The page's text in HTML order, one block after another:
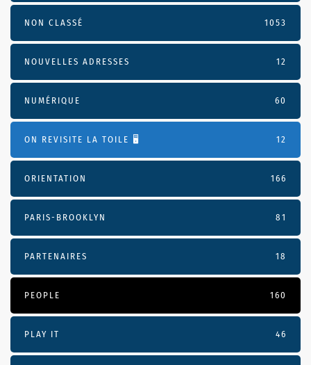
NON CLASSÉ 1053
NOUVELLES ADRESSES 12
NUMÉRIQUE 60
ON REVISITE LA TOILE 🖥️ 12
ORIENTATION 166
PARIS-BROOKLYN 81
PARTENAIRES 18
PEOPLE 160
PLAY IT 46